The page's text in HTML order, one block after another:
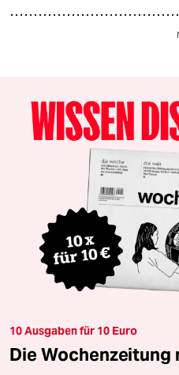
10 Ausgaben für 10 Euro
Die